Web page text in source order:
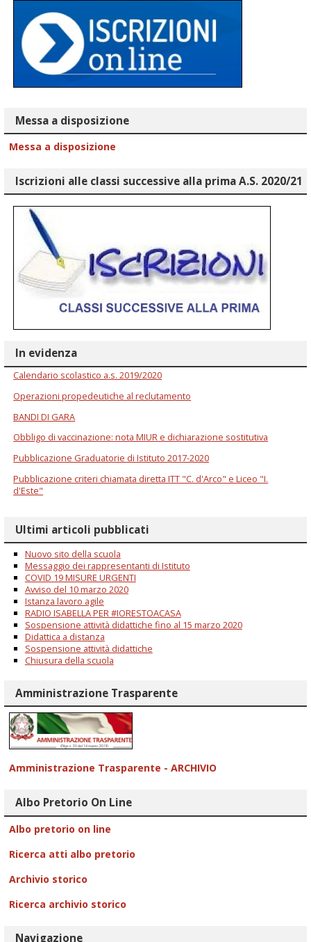
Messa a disposizione
Messa a disposizione
Iscrizioni alle classi successive alla prima A.S. 2020/21
In evidenza
Calendario scolastico a.s. 2019/2020
Operazioni propedeutiche al reclutamento
BANDI DI GARA
Obbligo di vaccinazione: nota MIUR e dichiarazione sostitutiva
Pubblicazione Graduatorie di Istituto 2017-2020
Pubblicazione criteri chiamata diretta ITT "C. d'Arco" e Liceo "I.
d'Este"
Ultimi articoli pubblicati
Nuovo sito della scuola
Messaggio dei rappresentanti di Istituto
COVID 19 MISURE URGENTI
Avviso del 10 marzo 2020
Istanza lavoro agile
RADIO ISABELLA PER #IORESTOACASA
Sospensione attività didattiche fino al 15 marzo 2020
Didattica a distanza
Sospensione attività didattiche
Chiusura della scuola
Amministrazione Trasparente
Amministrazione Trasparente - ARCHIVIO
Albo Pretorio On Line
Albo pretorio on line
Ricerca atti albo pretorio
Archivio storico
Ricerca archivio storico
Navigazione